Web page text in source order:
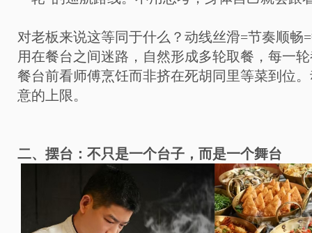
对老板来说这等同于什么？动线丝滑=节奏顺畅
用在餐台之间迷路，自然形成多轮取餐，每一
餐台前看师傅烹饪而非挤在死胡同里等菜到位
意的上限。
二、摆台：不只是一个台子，而是一个舞台